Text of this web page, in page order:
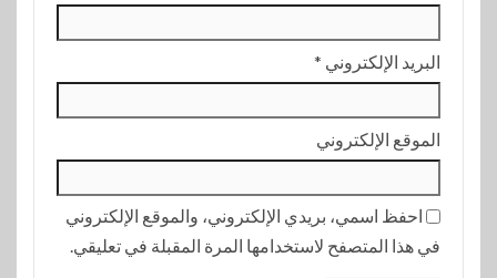
البريد الإلكتروني *
الموقع الإلكتروني
احفظ اسمي، بريدي الإلكتروني، والموقع الإلكتروني
في هذا المتصفح لاستخدامها المرة المقبلة في تعليقي.